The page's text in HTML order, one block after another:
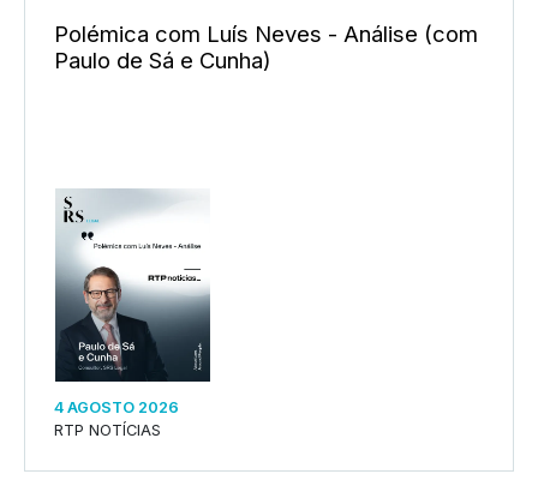
(com
SRS Legal assessora Grupo
aquisição da EMATER
3 AGOSTO 2026
NOTÍCIAS